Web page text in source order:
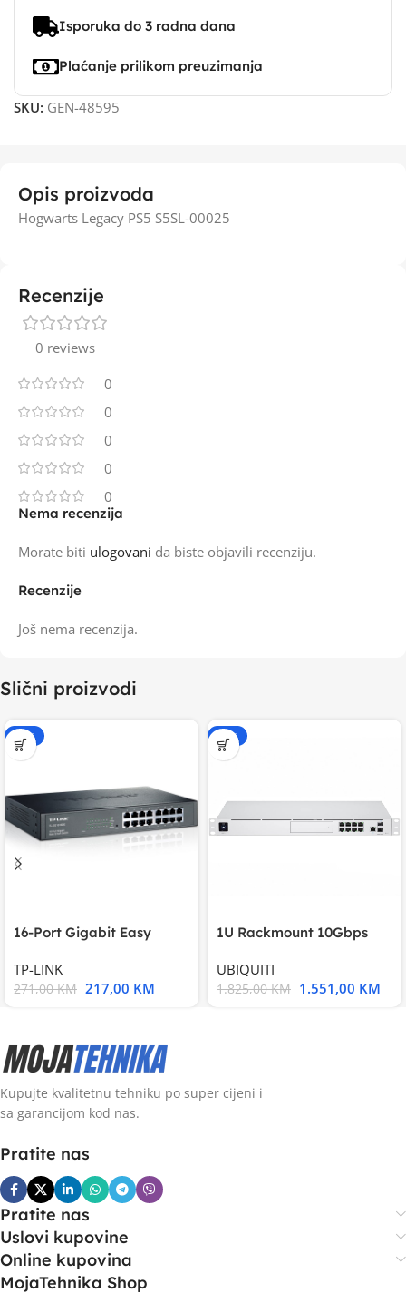
Isporuka do 3 radna dana
Plaćanje prilikom preuzimanja
SKU: GEN-48595
Opis proizvoda
Hogwarts Legacy PS5 S5SL-00025
Recenzije
0 reviews
0
0
0
0
0
Recenzije
Još nema recenzija.
Nema recenzija
Morate biti ulogovani da biste objavili recenziju.
Slični proizvodi
-20%
16-Port Gigabit Easy
TP-LINK
271,00KM 217,00 KM
-15%
1U Rackmount 10Gbps
UBIQUITI
1.825,00KM 1.551,00 KM
Kupujte kvalitetnu tehniku po super cijeni i
sa garancijom kod nas.
Pratite nas
Pratite nas
Uslovi kupovine
Online kupovina
MojaTehnika Shop